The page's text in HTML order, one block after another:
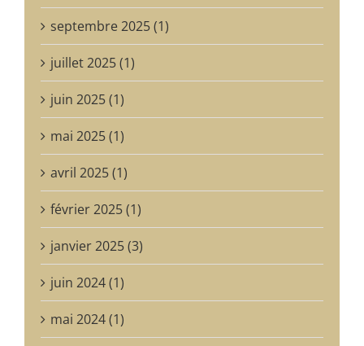
septembre 2025 (1)
juillet 2025 (1)
juin 2025 (1)
mai 2025 (1)
avril 2025 (1)
février 2025 (1)
janvier 2025 (3)
juin 2024 (1)
mai 2024 (1)